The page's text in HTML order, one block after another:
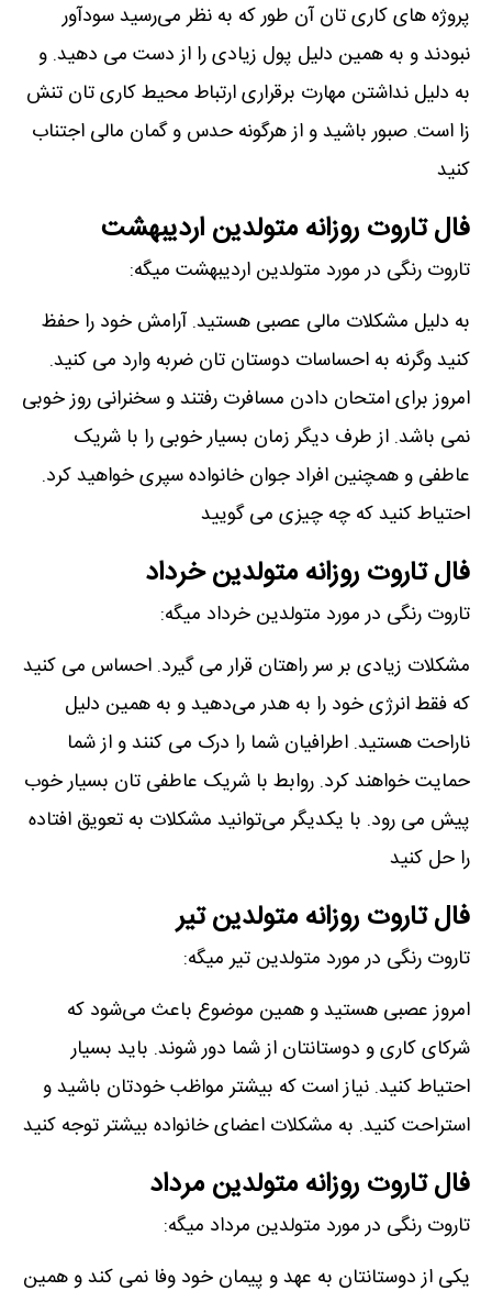
پروژه های کاری تان آن طور که به نظر می‌رسید سودآور
نبودند و به همین دلیل پول زیادی را از دست می دهید. و
به دلیل نداشتن مهارت برقراری ارتباط محیط کاری تان تنش
زا است. صبور باشید و از هرگونه حدس و گمان مالی اجتناب
کنید
فال تاروت روزانه متولدین اردیبهشت
تاروت رنگی در مورد متولدین اردیبهشت میگه:
به دلیل مشکلات مالی عصبی هستید. آرامش خود را حفظ
کنید وگرنه به احساسات دوستان تان ضربه وارد می کنید.
امروز برای امتحان دادن مسافرت رفتند و سخنرانی روز خوبی
نمی باشد. از طرف دیگر زمان بسیار خوبی را با شریک
عاطفی و همچنین افراد جوان خانواده سپری خواهید کرد.
احتیاط کنید که چه چیزی می گویید
فال تاروت روزانه متولدین خرداد
تاروت رنگی در مورد متولدین خرداد میگه:
مشکلات زیادی بر سر راهتان قرار می گیرد. احساس می کنید
که فقط انرژی خود را به هدر می‌دهید و به همین دلیل
ناراحت هستید. اطرافیان شما را درک می کنند و از شما
حمایت خواهند کرد. روابط با شریک عاطفی تان بسیار خوب
پیش می رود. با یکدیگر می‌توانید مشکلات به تعویق افتاده
را حل کنید
فال تاروت روزانه متولدین تیر
تاروت رنگی در مورد متولدین تیر میگه:
امروز عصبی هستید و همین موضوع باعث می‌شود که
شرکای کاری و دوستانتان از شما دور شوند. باید بسیار
احتیاط کنید. نیاز است که بیشتر مواظب خودتان باشید و
استراحت کنید. به مشکلات اعضای خانواده بیشتر توجه کنید
فال تاروت روزانه متولدین مرداد
تاروت رنگی در مورد متولدین مرداد میگه:
یکی از دوستانتان به عهد و پیمان خود وفا نمی کند و همین